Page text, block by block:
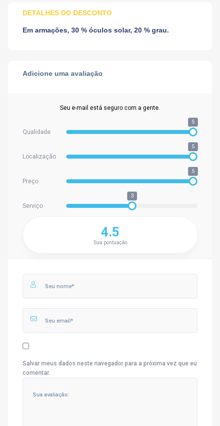
DETALHES DO DESCONTO
Em armações, 30 % óculos solar, 20 % grau.
Adicione uma avaliação
Seu e-mail está seguro com a gente.
Qualidade
5
Localização
5
Preço
5
Serviço
3
4.5
Sua pontuação
Salvar meus dados neste navegador para a próxima vez que eu
comentar.